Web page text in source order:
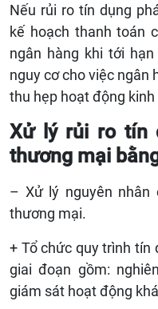
Nếu rủi ro tín dụng
kế hoạch thanh toán
ngân hàng khi tới
nguy cơ cho việc ngân
thu hẹp hoạt động
Xử lý rủi ro tín
thương mại
– Xử lý nguyên nhân
thương mại.
+ Tổ chức quy trình tín
giai đoạn gồm:
giám sát hoạt động